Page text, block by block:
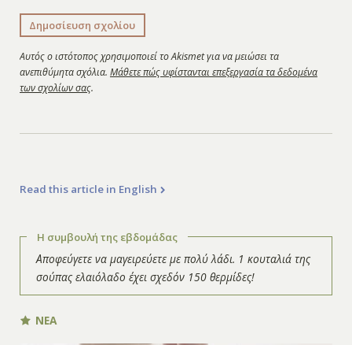
Αυτός ο ιστότοπος χρησιμοποιεί το Akismet για να μειώσει τα
ανεπιθύμητα σχόλια. Μάθετε πώς υφίστανται επεξεργασία τα δεδομένα
των σχολίων σας.
Read this article in English
Η συμβουλή της εβδομάδας
Αποφεύγετε να μαγειρεύετε με πολύ λάδι. 1 κουταλιά της
σούπας ελαιόλαδο έχει σχεδόν 150 θερμίδες!
ΝΕΑ